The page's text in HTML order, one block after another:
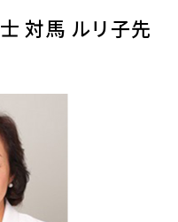
対馬 ルリ子先